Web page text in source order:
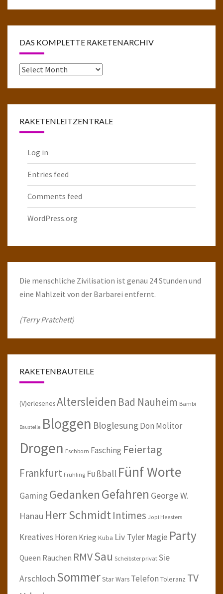
DAS KOMPLETTE RAKETENARCHIV
Das
RAKETENLEITZENTRALE
Log in
Entries feed
Comments feed
WordPress.org
Die menschliche Zivilisation ist genau 24 Stunden und
eine Mahlzeit von der Barbarei entfernt.
(Terry Pratchett)
RAKETENBAUTEILE
(V)erlesenesAltersleiden Bad Nauheim Bambi
Baustelle Bloggen BloglesungDon Molitor
Drogen Eschborn Fasching Feiertag
Frankfurt Frühling Fußball Fünf Worte
Gaming GedankenGefahren George W.
Hanau Herr SchmidtIntimes Jopi Heesters
Kreatives Hören Krieg Kuba Liv TylerMagie Party
Queen Rauchen RMVSau Scheibster privat Sie
Arschloch SommerStar Wars Telefon Toleranz TV